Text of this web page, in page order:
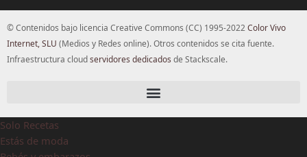
© Contenidos bajo licencia Creative Commons (CC) 1995-2022Color Vivo
Internet, SLU (Medios y Redes online). Otros contenidos se cita fuente.
Infraestructura cloudservidores dedicados de Stackscale.
Solo Recetas
Estás de moda